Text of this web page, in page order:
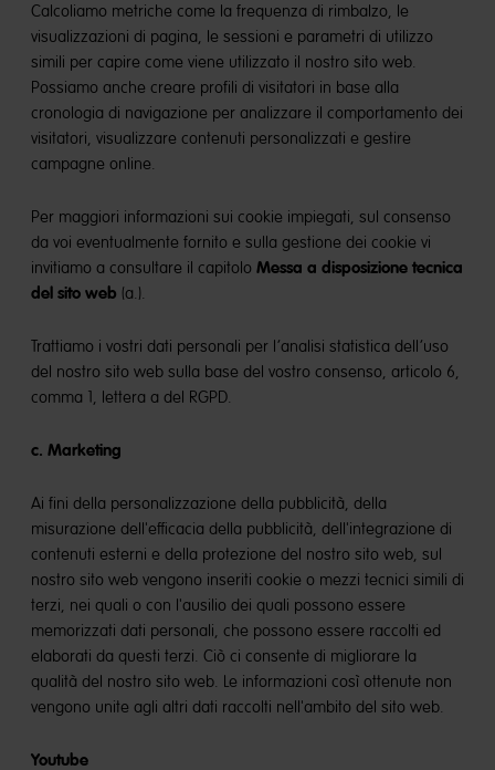
Calcoliamo metriche come la frequenza di rimbalzo, le
visualizzazioni di pagina, le sessioni e parametri di utilizzo
simili per capire come viene utilizzato il nostro sito web.
Possiamo anche creare profili di visitatori in base alla
cronologia di navigazione per analizzare il comportamento dei
visitatori, visualizzare contenuti personalizzati e gestire
campagne online.
Per maggiori informazioni sui cookie impiegati, sul consenso
da voi eventualmente fornito e sulla gestione dei cookie vi
invitiamo a consultare il capitolo Messa a disposizione tecnica
del sito web (a.).
Trattiamo i vostri dati personali per l’analisi statistica dell’uso
del nostro sito web sulla base del vostro consenso, articolo 6,
comma 1, lettera a del RGPD.
c. Marketing
Ai fini della personalizzazione della pubblicità, della
misurazione dell'efficacia della pubblicità, dell'integrazione di
contenuti esterni e della protezione del nostro sito web, sul
nostro sito web vengono inseriti cookie o mezzi tecnici simili di
terzi, nei quali o con l'ausilio dei quali possono essere
memorizzati dati personali, che possono essere raccolti ed
elaborati da questi terzi. Ciò ci consente di migliorare la
qualità del nostro sito web. Le informazioni così ottenute non
vengono unite agli altri dati raccolti nell'ambito del sito web.
Youtube